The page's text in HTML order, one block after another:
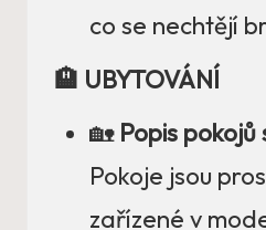
co se nechtějí
🏨 UBYTOVÁNÍ
🏡 Popis
Pokoje jsou
zařízené v